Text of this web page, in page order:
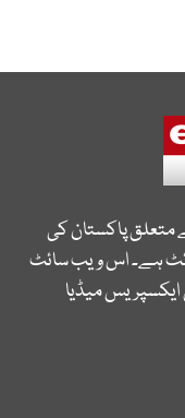
متعلق پاکستان کی
ہے۔ اس ویب سائٹ
ایکسپریس میڈیا